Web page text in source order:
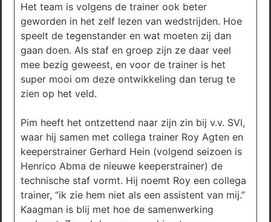
Het team is volgens de trainer ook beter
geworden in het zelf lezen van wedstrijden. Hoe
speelt de tegenstander en wat moeten zij dan
gaan doen. Als staf en groep zijn ze daar veel
mee bezig geweest, en voor de trainer is het
super mooi om deze ontwikkeling dan terug te
zien op het veld.
Pim heeft het ontzettend naar zijn zin bij v.v. SVI,
waar hij samen met collega trainer Roy Agten en
keeperstrainer Gerhard Hein (volgend seizoen is
Henrico Abma de nieuwe keeperstrainer) de
technische staf vormt. Hij noemt Roy een collega
trainer, “ik zie hem niet als een assistent van mij.”
Kaagman is blij met hoe de samenwerking